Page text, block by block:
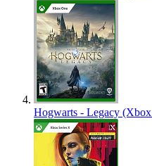
Hogwarts - Legacy